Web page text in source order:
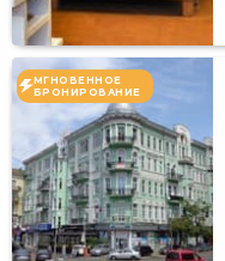
МГНОВЕННОЕ
БРОНИРОВАНИЕ